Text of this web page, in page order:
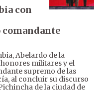
con
Abelardo de la
militares y el
supremo de las
al concluir su discurso
de la ciudad de